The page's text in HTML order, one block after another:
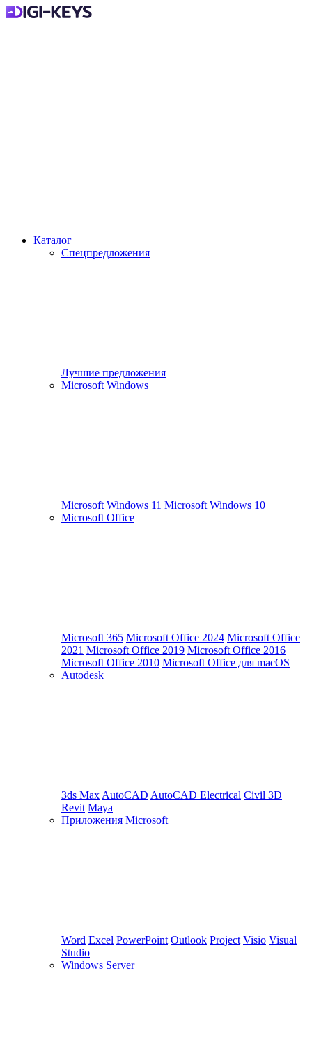
Каталог
Спецпредложения
Лучшие предложения
Microsoft Windows
Microsoft Windows 11 Microsoft Windows 10
Microsoft Office
Microsoft 365 Microsoft Office 2024 Microsoft Office
2021 Microsoft Office 2019 Microsoft Office 2016
Microsoft Office 2010 Microsoft Office для macOS
Autodesk
3ds Max AutoCAD AutoCAD Electrical Civil 3D
Revit Maya
Приложения Microsoft
Word Excel PowerPoint Outlook Project Visio Visual
Studio
Windows Server